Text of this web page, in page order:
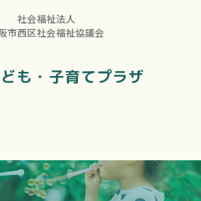
社会福祉法人
市西区社会福祉協議会
も・子育てプラザ